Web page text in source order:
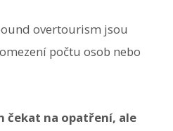
overtourism jsou
počtu osob nebo
čekat na opatření, ale